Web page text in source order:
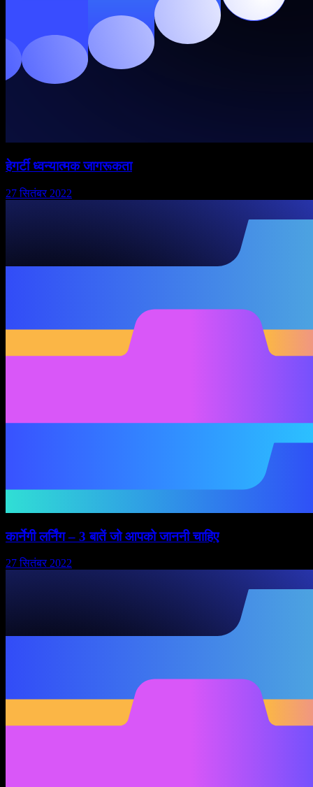
हेगर्टी ध्वन्यात्मक जागरूकता
27 सितंबर 2022
कार्नेगी लर्निंग – 3 बातें जो आपको जाननी चाहिए
27 सितंबर 2022